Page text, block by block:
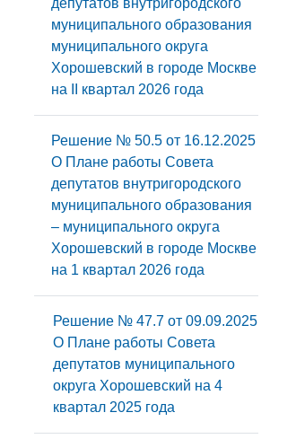
депутатов внутригородского
муниципального образования
муниципального округа
Хорошевский в городе Москве
на II квартал 2026 года
Решение № 50.5 от 16.12.2025
О Плане работы Совета
депутатов внутригородского
муниципального образования
‒ муниципального округа
Хорошевский в городе Москве
на 1 квартал 2026 года
Решение № 47.7 от 09.09.2025
О Плане работы Совета
депутатов муниципального
округа Хорошевский на 4
квартал 2025 года